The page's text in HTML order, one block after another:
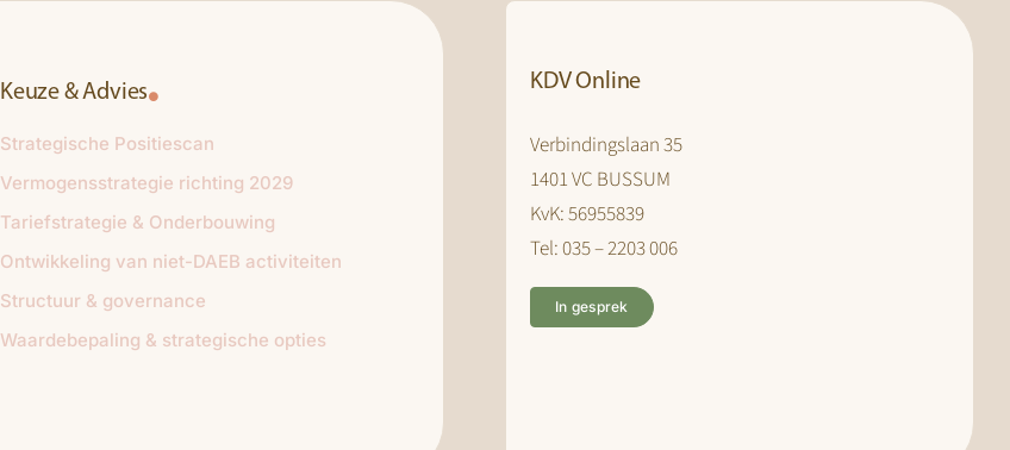
Keuze & Advies
Strategische Positiescan
Vermogensstrategie richting 2029
Tariefstrategie & Onderbouwing
Ontwikkeling van niet-DAEB activiteiten
Structuur & governance
Waardebepaling & strategische opties
KDV Online
Verbindingslaan 35
1401 VC BUSSUM
KvK: 56955839
Tel: 035 – 2203 006
In gesprek